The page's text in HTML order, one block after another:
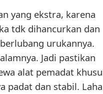
yang ekstra, karena
tdk dihancurkan dan
urukannya.
Jadi pastikan
alat pemadat
padat dan stabil.